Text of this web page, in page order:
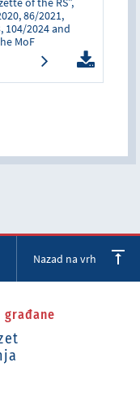
86/2021,
104/2024 and
MoF
Nazad na vrh